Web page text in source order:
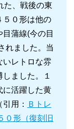
た、戦後の東
５０形は他の
蒲線(今の目
れました。当
いレトロな雰
ました。１
に活躍した黄
用：
Ｂトレ
０形（復刻旧